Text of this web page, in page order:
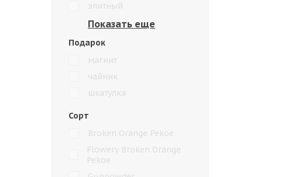
элитный
Подарок
магнит
чайник
шкатулка
Сорт
Broken Orange Pekoe
Flowery Broken Orange
Pekoe